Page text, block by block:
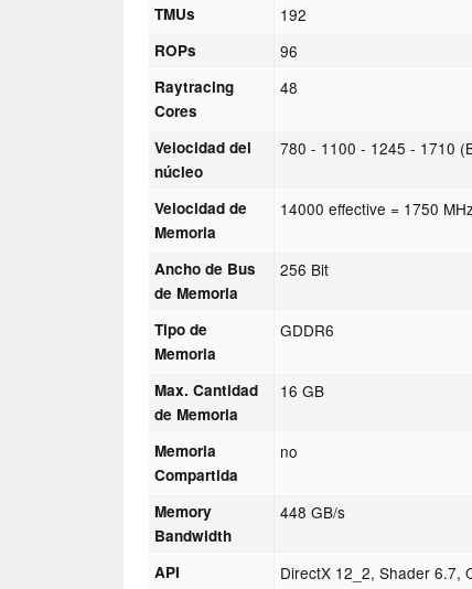
TMUs 192
ROPs 96
Raytracing
Cores
48
Velocidad del
núcleo
780 - 1100 - 1245 - 1710
Velocidad de
Memoria
14000 effective = 1750 MHz
Ancho de Bus
de Memoria
256 Bit
Tipo de
Memoria
GDDR6
Max. Cantidad
de Memoria
16 GB
Memoria
Compartida
no
Memory
Bandwidth
448 GB/s
API DirectX 12_2, Shader 6.7,